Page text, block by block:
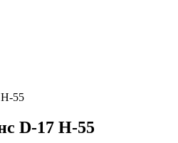
55
D-17 H-55